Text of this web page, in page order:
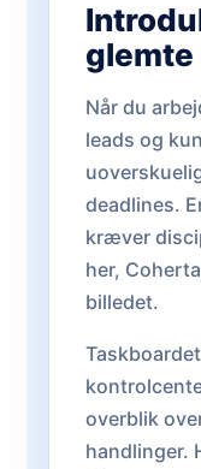
Når du
leads og
deadlines.
kræver
her,
billedet.
overblik
handlinger.